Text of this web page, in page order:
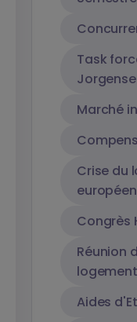
Task
Marché
Crise du
Congrès
Réunion
logement
Aides